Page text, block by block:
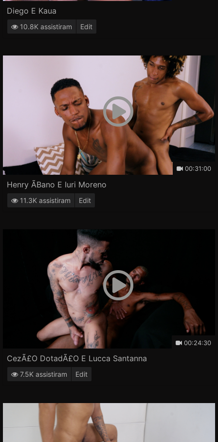
Diego E Kaua
10.8K assistiram Edit
00:31:00
Henry Ãbano E Iuri Moreno
11.3K assistiram Edit
00:24:30
CezÃ£o DotadÃ£o E Lucca Santanna
7.5K assistiram Edit